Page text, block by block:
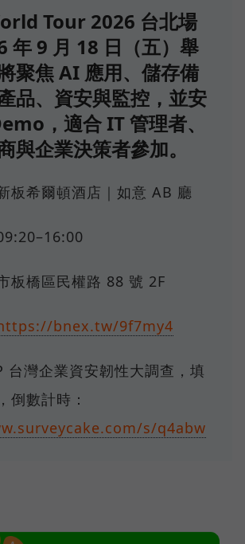
Tour 2026 台北場
年 9 月 18 日（五）舉
聚焦 AI 應用、儲存備
品、資安與監控，並安
，適合 IT 管理者、
與企業決策者參加。
板希爾頓酒店｜如意 AB 廳
板橋區民權路 88 號 2F
bnex.tw/9f7my4
台灣企業資安韌性大調查，填
倒數計時：
s/q4abw